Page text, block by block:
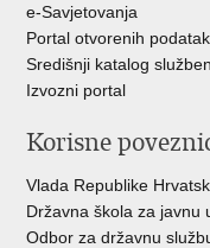
e-Savjetovanja
Portal otvorenih
Središnji katalog
Izvozni portal
Korisne
Vlada Republike
Državna škola za javnu
Odbor za državnu